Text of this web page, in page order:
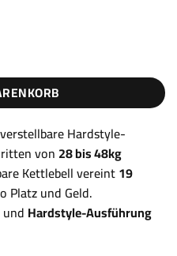
Beast Menge
Hardstyle-
von 28 bis 48kg
Kettlebell vereint19
Platz und Geld.
Hardstyle-Ausführung